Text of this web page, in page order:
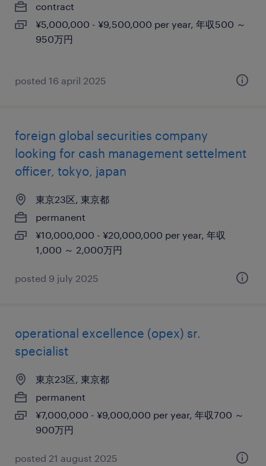
contract
¥5,000,000 - ¥9,500,000 per year, 年収500 ～
950万円
posted 16 april 2025
foreign global securities company
looking for cash management settelment
officer, tokyo, japan
東京23区, 東京都
permanent
¥10,000,000 - ¥20,000,000 per year, 年収
1,000 ～ 2,000万円
posted 9 july 2025
operational excellence (opex) sr.
specialist
東京23区, 東京都
permanent
¥7,000,000 - ¥9,000,000 per year, 年収700 ～
900万円
posted 21 august 2025